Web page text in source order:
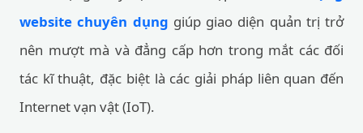
website chuyên dụng giúp giao diện quản trị trở
nên mượt mà và đẳng cấp hơn trong mắt các đối
tác kĩ thuật, đặc biệt là các giải pháp liên quan đến
Internet vạn vật (IoT).